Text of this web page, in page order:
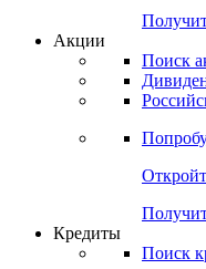
Поиск